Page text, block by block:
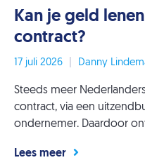
Kan je geld
contract?
17 juli 2026 Danny
Steeds meer
contract, via een
ondernemer. Daardoor
Lees meer